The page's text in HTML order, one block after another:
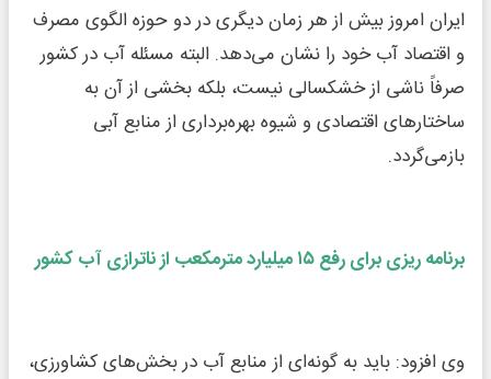
ایران امروز بیش از هر زمان دیگری در دو حوزه الگوی مصرف
و اقتصاد آب خود را نشان می‌دهد. البته مسئله آب در کشور
صرفاً ناشی از خشکسالی نیست، بلکه بخشی از آن به
ساختارهای اقتصادی و شیوه بهره‌برداری از منابع آبی
بازمی‌گردد.
برنامه ریزی برای رفع ۱۵ میلیارد مترمکعب از ناترازی آب کشور
وی افزود: باید به گونه‌ای از منابع آب در بخش‌های کشاورزی،